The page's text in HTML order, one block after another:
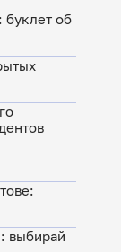
буклет об
выбирай